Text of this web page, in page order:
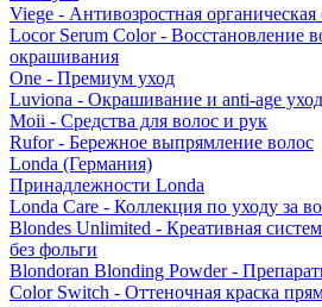
Viege - Антивозростная органическая
Locor Serum Color - Восстановление
окрашивания
One - Премиум уход
Luviona - Окрашивание и anti-age уход
Moii - Средства для волос и рук
Rufor - Бережное выпрямление волос
Londa (Германия)
Принадлежности Londa
Londa Care - Коллекция по уходу за
Blondes Unlimited - Креативная
без фольги
Blondoran Blonding Powder -
Color Switch - Оттеночная краска